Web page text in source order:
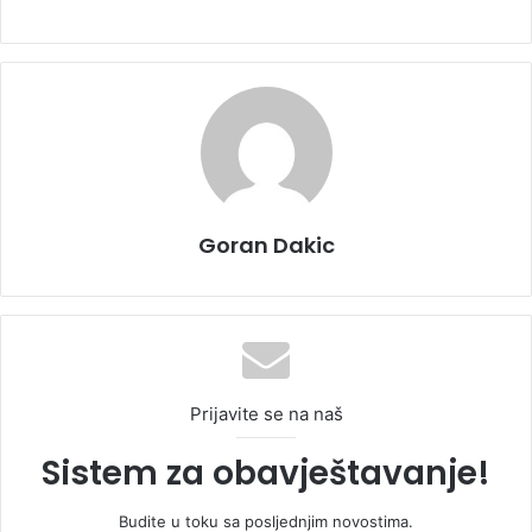
Goran Dakic
Prijavite se na naš
Sistem za obavještavanje!
Budite u toku sa posljednjim novostima.